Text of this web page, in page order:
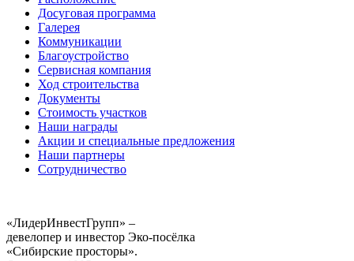
Досуговая программа
Галерея
Коммуникации
Благоустройство
Сервисная компания
Ход строительства
Документы
Стоимость участков
Наши награды
Акции и специальные предложения
Наши партнеры
Сотрудничество
«ЛидерИнвестГрупп» –
девелопер и инвестор Эко-посёлка
«Сибирские просторы».